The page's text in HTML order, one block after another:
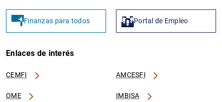
Finanzas para todos Portal de Empleo
Enlaces de interés
CEMFI AMCESFI
OME IMBISA